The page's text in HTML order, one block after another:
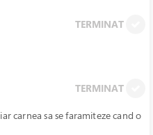
TERMINAT
TERMINAT
carnea sa se faramiteze cand o